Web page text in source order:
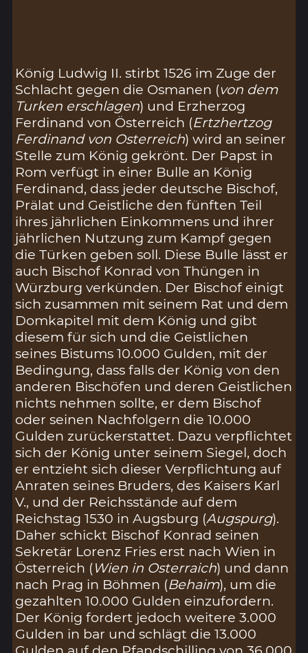
König Ludwig II. stirbt 1526 im Zuge der
Schlacht gegen die Osmanen (von dem
Turken erschlagen) und Erzherzog
Ferdinand von Österreich (Ertzhertzog
Ferdinand von Osterreich) wird an seiner
Stelle zum König gekrönt. Der Papst in
Rom verfügt in einer Bulle an König
Ferdinand, dass jeder deutsche Bischof,
Prälat und Geistliche den fünften Teil
ihres jährlichen Einkommens und ihrer
jährlichen Nutzung zum Kampf gegen
die Türken geben soll. Diese Bulle lässt er
auch Bischof Konrad von Thüngen in
Würzburg verkünden. Der Bischof einigt
sich zusammen mit seinem Rat und dem
Domkapitel mit dem König und gibt
diesem für sich und die Geistlichen
seines Bistums 10.000 Gulden, mit der
Bedingung, dass falls der König von den
anderen Bischöfen und deren Geistlichen
nichts nehmen sollte, er dem Bischof
oder seinen Nachfolgern die 10.000
Gulden zurückerstattet. Dazu verpflichtet
sich der König unter seinem Siegel, doch
er entzieht sich dieser Verpflichtung auf
Anraten seines Bruders, des Kaisers Karl
V., und der Reichsstände auf dem
Reichstag 1530 in Augsburg (Augspurg).
Daher schickt Bischof Konrad seinen
Sekretär Lorenz Fries erst nach Wien in
Österreich (Wien in Osterraich) und dann
nach Prag in Böhmen (Behaim), um die
gezahlten 10.000 Gulden einzufordern.
Der König fordert jedoch weitere 3.000
Gulden in bar und schlägt die 13.000